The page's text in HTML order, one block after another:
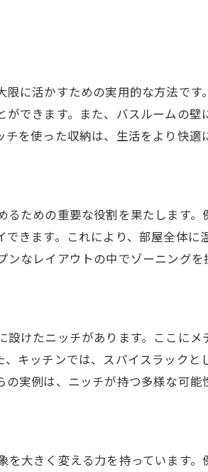
ニッチを取り入れる際の注意点
ニッチ設計で考慮すべき重要ポイ
ニッチ活用で失敗しないための工
ニッチ導入を成功させる建築ア
実用的なニッチの取り入れ方法
に活かすための実用的な方法で
できます。また、バスルームの
を使った収納は、生活をより快適
ための重要な役割を果たします
きます。これにより、部屋全体に
なレイアウトの中でゾーニングを
けたニッチがあります。ここに
キッチンでは、スパイスラック
実例は、ニッチが持つ多様な可能
大きく変える力を持っています